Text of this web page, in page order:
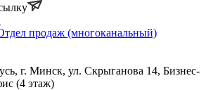
продаж (многоканальный)
г. Минск, ул. Скрыганова 14, Бизнес-
(4 этаж)